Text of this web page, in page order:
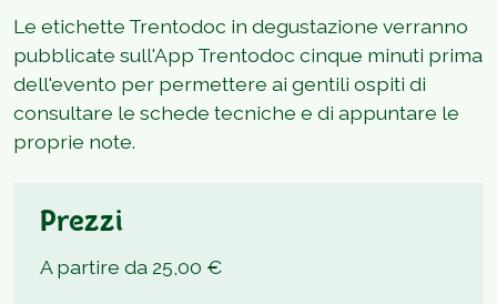
Le etichette Trentodoc in degustazione verranno
pubblicate sull'App Trentodoc cinque minuti prima
dell'evento per permettere ai gentili ospiti di
consultare le schede tecniche e di appuntare le
proprie note.
Prezzi
A partire da 25,00 €